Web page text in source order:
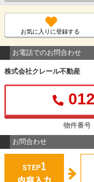
お気に入りに登録する
お電話でのお問合わせ
株式会社クレール不動産
物件番号
お問合わせ